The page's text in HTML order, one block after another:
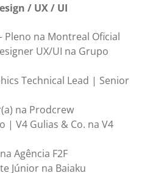
/ UX / UI
Pleno na Montreal Oficial
UX/UI na Grupo
Technical Lead | Senior
na Prodcrew
| V4 Gulias & Co. na V4
Agência F2F
Júnior na Baiaku